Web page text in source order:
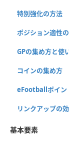
特別強化の方法
ポジション適性
GPの集め方と使
コインの集め方
eFootballポイン
リンクアップの
基本要素